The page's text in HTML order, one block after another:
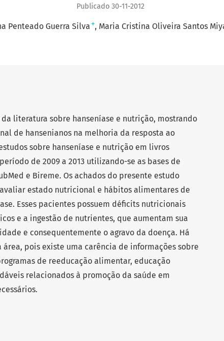
Publicado 30-11-2012
Penteado Guerra Silva + Maria Cristina Oliveira Santos
literatura sobre hanseníase e nutrição, mostrando
de hansenianos na melhoria da resposta ao
sobre hanseníase e nutrição em livros
de 2009 a 2013 utilizando-se as bases de
e Bireme. Os achados do presente estudo
estado nutricional e hábitos alimentares de
Esses pacientes possuem déficits nutricionais
e a ingestão de nutrientes, que aumentam sua
e consequentemente o agravo da doença. Há
área, pois existe uma carência de informações sobre
de reeducação alimentar, educação
relacionados à promoção da saúde em